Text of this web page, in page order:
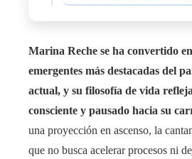
Marina Reche se ha convertido
emergentes más destacadas del
actual, y su filosofía de vida
consciente y pausado hacia su
una proyección en ascenso, la
que no busca acelerar procesos ni